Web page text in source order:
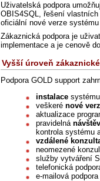
Uživatelská podpora
OBIS4SQL, řešení
oficiální nové verze
Zákaznická podpora je
implementace a je cenově
Vyšší úroveň
Podpora GOLD support
instalace
veškeré nové
aktualizace
pravidelná
kontrola systému
vzdálené
neomezené
služby vytváření
telefonická
e-mailová podpora